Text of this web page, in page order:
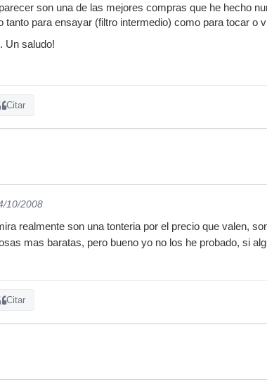
son una de las mejores compras que he hecho
tanto para ensayar (filtro intermedio) como para tocar o
Un saludo!
Citar
10/2008
realmente son una tonteria por el precio que valen,
mas baratas, pero bueno yo no los he probado, si
Citar